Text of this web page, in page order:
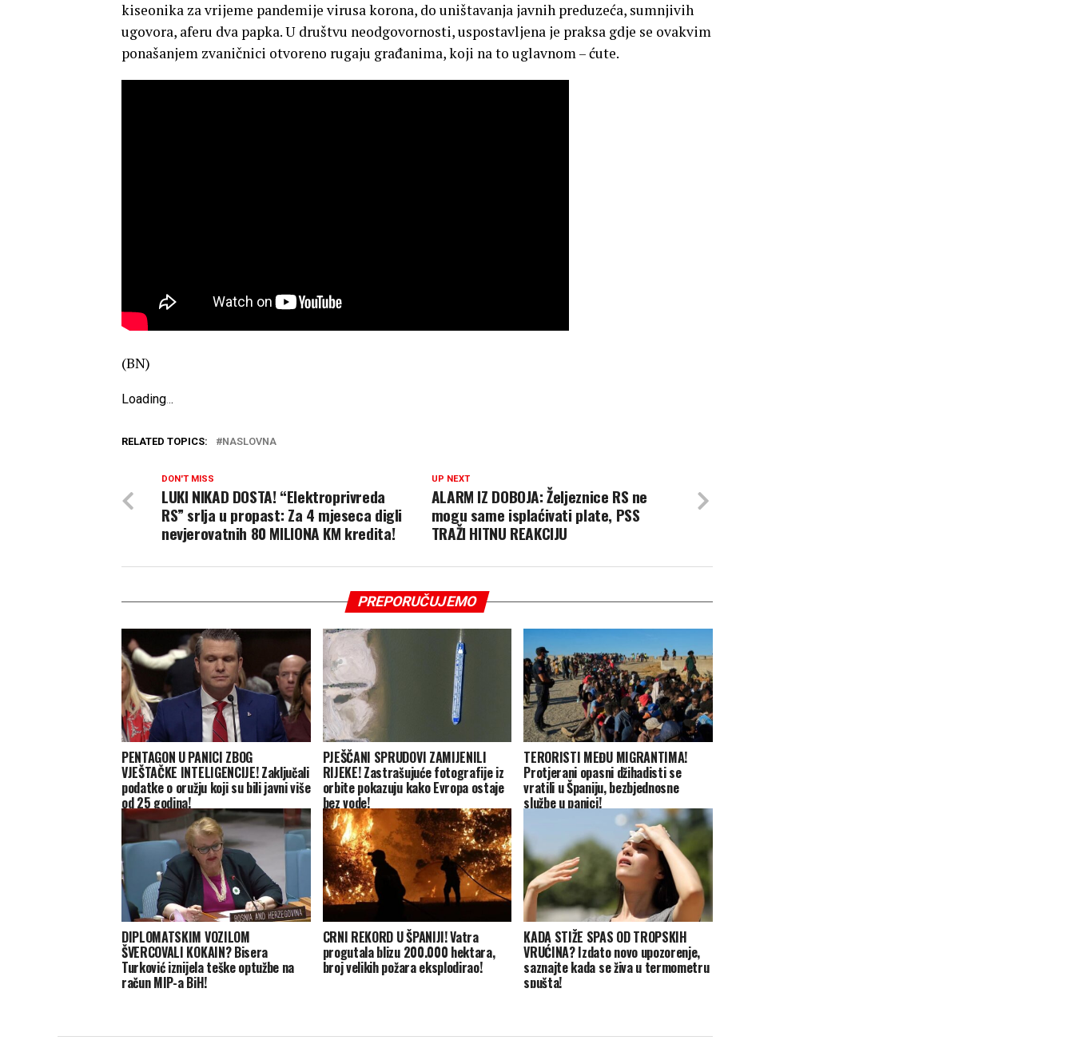
kiseonika za vrijeme pandemije virusa korona, do uništavanja javnih preduzeća, sumnjivih
ugovora, aferu dva papka. U društvu neodgovornosti, uspostavljena je praksa gdje se ovakvim
ponašanjem zvaničnici otvoreno rugaju građanima, koji na to uglavnom – ćute.
(BN)
Loading...
RELATED TOPICS: NASLOVNA
UP NEXT
ALARM IZ DOBOJA: Željeznice RS ne
mogu same isplaćivati plate, PSS
TRAŽI HITNU REAKCIJU
DON'T MISS
LUKI NIKAD DOSTA! “Elektroprivreda
RS” srlja u propast: Za 4 mjeseca digli
nevjerovatnih 80 MILIONA KM kredita!
PREPORUČUJEMO
PENTAGON U PANICI ZBOG
VJEŠTAČKE INTELIGENCIJE! Zaključali
podatke o oružju koji su bili javni više
od 25 godina!
PJEŠČANI SPRUDOVI ZAMIJENILI
RIJEKE! Zastrašujuće fotografije iz
orbite pokazuju kako Evropa ostaje
bez vode!
TERORISTI MEĐU MIGRANTIMA!
Protjerani opasni džihadisti se
vratili u Španiju, bezbjednosne
službe u panici!
DIPLOMATSKIM VOZILOM
ŠVERCOVALI KOKAIN? Bisera
Turković iznijela teške optužbe na
račun MIP-a BiH!
CRNI REKORD U ŠPANIJI! Vatra
progutala blizu 200.000 hektara,
broj velikih požara eksplodirao!
KADA STIŽE SPAS OD TROPSKIH
VRUĆINA? Izdato novo upozorenje,
saznajte kada se živa u termometru
spušta!